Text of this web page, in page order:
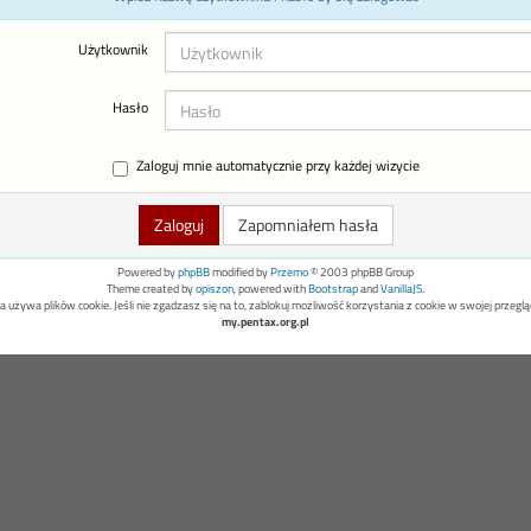
Użytkownik
Hasło
Zaloguj mnie automatycznie przy każdej wizycie
Zapomniałem hasła
Powered byphpBBmodified byPrzemo© 2003 phpBB Group
Theme created byopiszon, powered withBootstrapandVanillaJS.
używa plików cookie. Jeśli nie zgadzasz się na to, zablokuj możliwość korzystania z cookie w swojej
my.pentax.org.pl